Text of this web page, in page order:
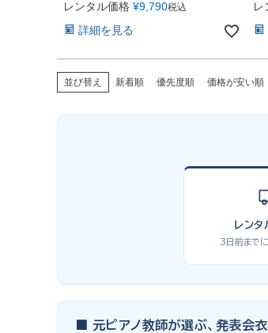
レンタル価格 ¥9,790税込
詳細を見る
レ
並び替え 新着順 優先度順 価格が安い順
レン
3日前まで
■ 元ピアノ教師が選ぶ、発表会